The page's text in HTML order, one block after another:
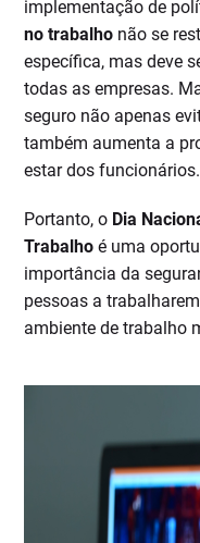
implementação de
no trabalho não se
específica, mas deve
todas as empresas.
seguro não apenas
também aumenta a
estar dos funcionários.
Portanto, o Dia
Trabalho é uma
importância da
pessoas a
ambiente de trabalho